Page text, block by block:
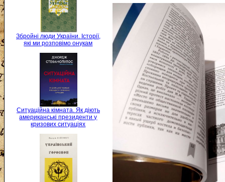
Збройні люди України. Історії,
які ми розповімо онукам
Ситуаційна кімната. Як діють
американські президенти у
кризових ситуаціях